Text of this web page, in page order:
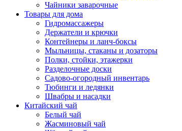
Чайники заварочные
Товары для дома
Гидромассажеры
Держатели и крючки
Контейнеры и ланч-боксы
Мыльницы, стаканы и дозаторы
Полки, стойки, этажерки
Разделочные доски
Садово-огородный инвентарь
Тюбинги и ледянки
Швабры и насадки
Китайский чай
Белый чай
Жасминовый чай